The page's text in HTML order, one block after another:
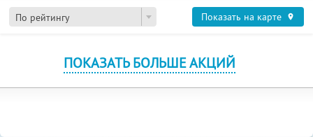
По рейтингу Показать на карте
ПОКАЗАТЬ БОЛЬШЕ АКЦИЙ